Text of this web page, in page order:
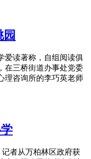
爱读著称，自组阅读俱
在三桥街道办事处党委
理咨询所的李巧英老师
者从万柏林区政府获